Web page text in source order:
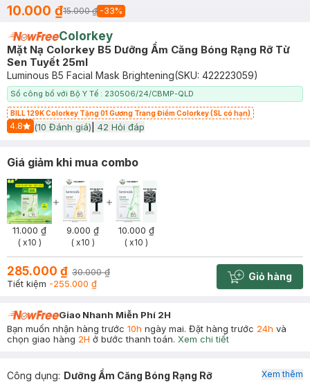
10.000 ₫15.000 ₫ -33%
Colorkey
Mặt Nạ Colorkey B5 Dưỡng Ẩm Căng Bóng Rạng Rỡ Từ
Sen Tuyết 25ml
Luminous B5 Facial Mask Brightening(SKU: 422223059)
Số công bố với Bộ Y Tế : 230506/24/CBMP-QLD
BILL 129K Colorkey Tặng 01 Gương Trang Điểm Colorkey (SL có hạn)
4.8
Start Icon
(10 Đánh giá) 42 Hỏi đáp
Giá giảm khi mua combo
11.000 ₫
( x10 )
9.000 ₫
( x10 )
10.000 ₫
( x10 )
285.000 ₫ 30.000 ₫
Tiết kiệm -255.000 ₫ Cart plus
Giỏ hàng
Giao Nhanh Miễn Phí 2H
Bạn muốn nhận hàng trước 10h ngày mai. Đặt hàng trước 24h và
chọn giao hàng 2H ở bước thanh toán. Xem chi tiết
Công dụng: Dưỡng Ẩm Căng Bóng Rạng Rỡ Xem thêm